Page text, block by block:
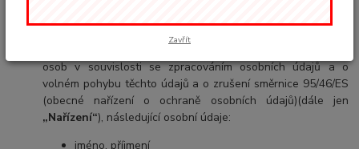
) zpracovává ve smyslu nařízení Evropského
osob v souvislosti se zpracováním osobních údajů a o
volném pohybu těchto údajů a o zrušení směrnice 95/46/ES
(obecné nařízení o ochraně osobních údajů)(dále jen
„Nařízení“), následující osobní údaje:
jméno, příjmení
Zavřít